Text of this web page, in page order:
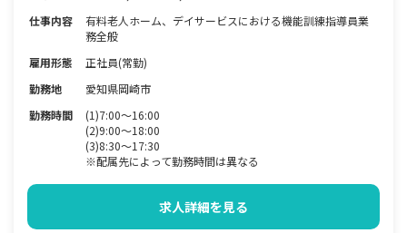
仕事内容
有料老人ホーム、デイサービスにおける機能訓練指導員業
務全般
雇用形態
正社員(常勤)
勤務地
愛知県岡崎市
勤務時間
(1)7:00～16:00
(2)9:00～18:00
(3)8:30～17:30
※配属先によって勤務時間は異なる
求人詳細を見る